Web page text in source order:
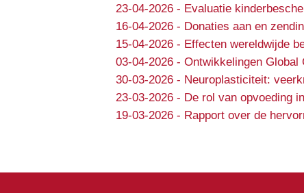
23-04-2026- Evaluatie
16-04-2026- Donaties aan en
15-04-2026- Effecten wereldwijde
03-04-2026- Ontwikkelingen Global
30-03-2026- Neuroplasticiteit:
23-03-2026- De rol van opvoeding
19-03-2026- Rapport over de